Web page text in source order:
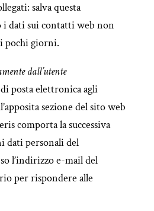
salva questa
i dati sui contatti web non
pochi giorni.
dall’utente
posta elettronica agli
sezione del sito web
comporta la successiva
dati personali del
l’indirizzo e-mail del
per rispondere alle